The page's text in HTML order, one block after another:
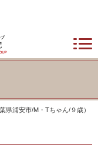
県浦安市/M・Tちゃん/９歳）